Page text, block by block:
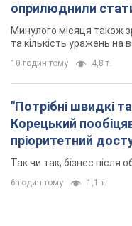
оприлюднили
Минулого місяця також
та кількість уражень на
10 годин тому 4,8 т.
"Потрібні швидкі
Корецький
пріоритетний
приміщень
Так чи так, бізнес після
6 годин тому 1,1 т.